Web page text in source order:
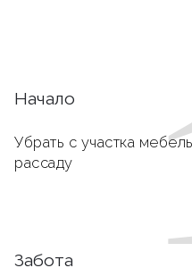
Начало
Убрать с участка
рассаду
Забота